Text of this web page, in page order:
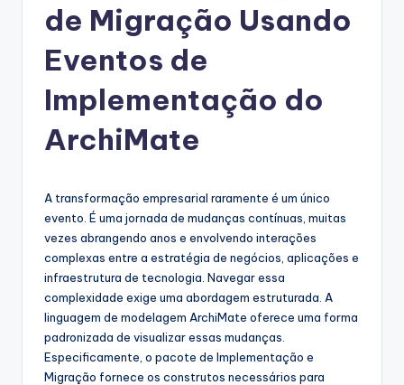
A
de Migração Usando
Eventos de
Implementação do
ArchiMate
A transformação empresarial raramente é um único
evento. É uma jornada de mudanças contínuas, muitas
vezes abrangendo anos e envolvendo interações
complexas entre a estratégia de negócios, aplicações e
infraestrutura de tecnologia. Navegar essa
complexidade exige uma abordagem estruturada. A
linguagem de modelagem ArchiMate oferece uma forma
padronizada de visualizar essas mudanças.
Especificamente, o pacote de Implementação e
Migração fornece os construtos necessários para